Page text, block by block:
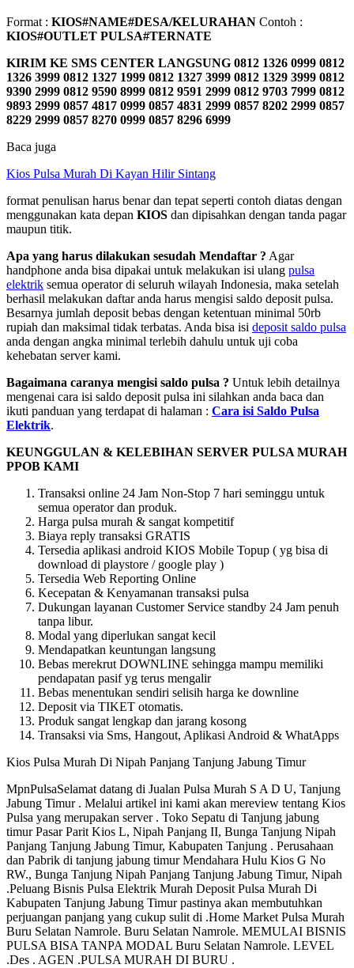
Format : KIOS#NAME#DESA/KELURAHAN Contoh :
KIOS#OUTLET PULSA#TERNATE
KIRIM KE SMS CENTER LANGSUNG 0812 1326 0999 0812
1326 3999 0812 1327 1999 0812 1327 3999 0812 1329 3999 0812
9390 2999 0812 9590 8999 0812 9591 2999 0812 9703 7999 0812
9893 2999 0857 4817 0999 0857 4831 2999 0857 8202 2999 0857
8229 2999 0857 8270 0999 0857 8296 6999
Baca juga
Kios Pulsa Murah Di Kayan Hilir Sintang
format penulisan harus benar dan tepat seperti contoh diatas dengan
menggunakan kata depan KIOS dan dipisahkan dengan tanda pagar
maupun titik.
Apa yang harus dilakukan sesudah Mendaftar ? Agar
handphone anda bisa dipakai untuk melakukan isi ulang pulsa
elektrik semua operator di seluruh wilayah Indonesia, maka setelah
berhasil melakukan daftar anda harus mengisi saldo deposit pulsa.
Besarnya jumlah deposit bebas dengan ketentuan minimal 50rb
rupiah dan maksimal tidak terbatas. Anda bisa isi deposit saldo pulsa
anda dengan angka minimal terlebih dahulu untuk uji coba
kehebatan server kami.
Bagaimana caranya mengisi saldo pulsa ? Untuk lebih detailnya
mengenai cara isi saldo deposit pulsa ini silahkan anda baca dan
ikuti panduan yang terdapat di halaman : Cara isi Saldo Pulsa
Elektrik.
KEUNGGULAN & KELEBIHAN SERVER PULSA MURAH
PPOB KAMI
Transaksi online 24 Jam Non-Stop 7 hari seminggu untuk
semua operator dan produk.
Harga pulsa murah & sangat kompetitif
Biaya reply transaksi GRATIS
Tersedia aplikasi android KIOS Mobile Topup ( yg bisa di
download di playstore / google play )
Tersedia Web Reporting Online
Kecepatan & Kenyamanan transaksi pulsa
Dukungan layanan Customer Service standby 24 Jam penuh
tanpa libur.
Modal yang diperlukan sangat kecil
Mendapatkan keuntungan langsung
Bebas merekrut DOWNLINE sehingga mampu memiliki
pendapatan pasif yg terus mengalir
Bebas menentukan sendiri selisih harga ke downline
Deposit via TIKET otomatis.
Produk sangat lengkap dan jarang kosong
Transaksi via Sms, Hangout, Aplikasi Android & WhatApps
Kios Pulsa Murah Di Nipah Panjang Tanjung Jabung Timur
MpnPulsaSelamat datang di Jualan Pulsa Murah S A D U, Tanjung
Jabung Timur . Melalui artikel ini kami akan mereview tentang Kios
Pulsa yang merupakan server . Toko Sepatu di Tanjung jabung
timur Pasar Parit Kios L, Nipah Panjang II, Bunga Tanjung Nipah
Panjang Tanjung Jabung Timur, Kabupaten Tanjung . Perusahaan
dan Pabrik di tanjung jabung timur Mendahara Hulu Kios G No
RW., Bunga Tanjung Nipah Panjang Tanjung Jabung Timur, Nipah
.Peluang Bisnis Pulsa Elektrik Murah Deposit Pulsa Murah Di
Kabupaten Tanjung Jabung Timur pastinya akan membutuhkan
perjuangan panjang yang cukup sulit di .Home Market Pulsa Murah
Buru Selatan Namrole. Buru Selatan Namrole. MEMULAI BISNIS
PULSA BISA TANPA MODAL Buru Selatan Namrole. LEVEL
.Des . AGEN .PULSA MURAH DI BURU .